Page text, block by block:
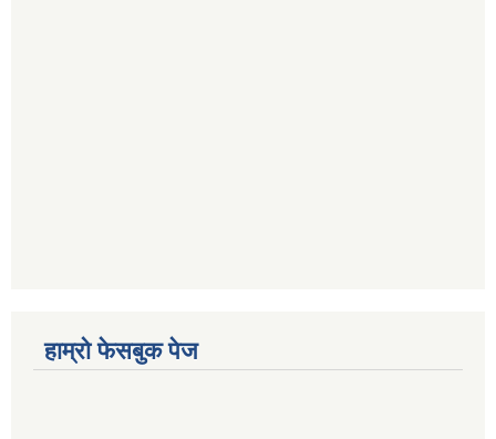
हाम्रो फेसबुक पेज